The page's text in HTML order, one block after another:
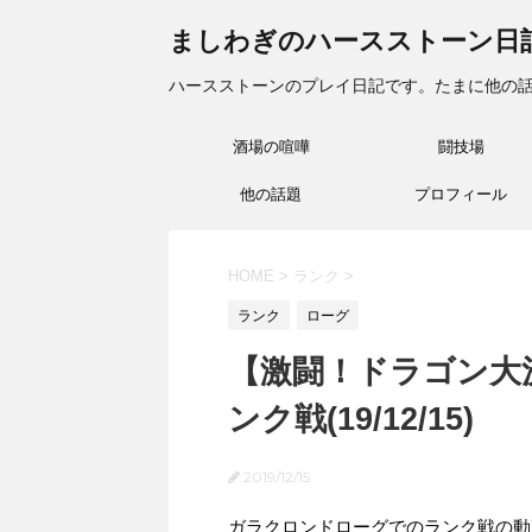
ましわぎのハースストーン日
ハースストーンのプレイ日記です。たまに他の
酒場の喧嘩 闘技場
他の話題 プロフィール
HOME > ランク >
ランク ローグ
【激闘！ドラゴン
ンク戦(19/12/15)
2019/12/15
ガラクロンドローグでのランク戦の